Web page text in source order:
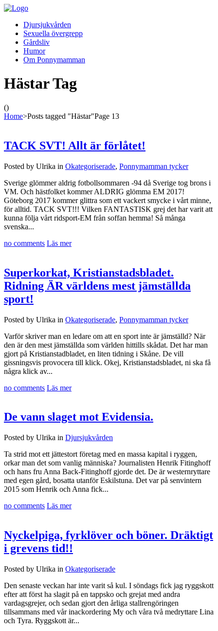
Djursjukvården
Sexuella övergrepp
Gårdsliv
Humor
Om Ponnymamman
Hästar Tag
()
Home>Posts tagged "Hästar"Page 13
TACK SVT! Allt är förlåtet!
Posted by Ulrika in Okategoriserade, Ponnymamman tycker
Sverige glömmer aldrig fotbollsommaren -94 då Sverige tog brons i
VM. Och hästfolket kommer ALDRIG glömma EM 2017!
Göteborg 2017 kommer glittra som ett vackert smycke i vårt minne,
för alltid. TACK SVT!!! Vilken FANTASTISK grej det har varit att
kunna följa vårt ridsport-EM från soffan hemma! Så många
svenska...
no comments Läs mer
Superkorkat, Kristianstadsbladet.
Ridning ÄR världens mest jämställda
sport!
Posted by Ulrika in Okategoriserade, Ponnymamman tycker
Varför skriver man en ledare om att en sport inte är jämställd? När
den är den mest jämställda som världen hittills skådat. Det har man
gjort på Kristianstadbladet, en liten tidning i Skåne. De vill
gissningsvis provocera till klick. Okej, Kristianstadsbladet, ni ska få
några klick av...
no comments Läs mer
De vann slaget mot Evidensia.
Posted by Ulrika in Djursjukvården
Ta strid mot ett jättestort företag med en massa kapital i ryggen,
orkar man det som vanlig människa? Journalisten Henrik Fitinghoff
och hans fru Anna Back-Fitinghoff gjorde det. De är westernryttare
med egen gård, bosatta utanför Eskilstuna. Det var på senvintern
2015 som Henrik och Anna fick...
no comments Läs mer
Nyckelpiga, fyrklöver och böner. Dräktigt
i grevens tid!!
Posted by Ulrika in Okategoriserade
Den senaste veckan har inte varit så kul. I söndags fick jag ryggskott
efter att först ha slagit på en tappsko och grejat med andra
vardagsgrejer, och sedan gjort den årliga stallrengöringen
tillsammans med vår inackordering My och våra två medryttare Lina
och Tyra. Ryggskott är...